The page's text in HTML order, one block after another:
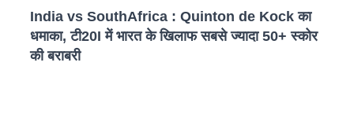
India vs SouthAfrica : Quinton de Kock का
धमाका, टी20I में भारत के खिलाफ सबसे ज्यादा 50+ स्कोर
की बराबरी